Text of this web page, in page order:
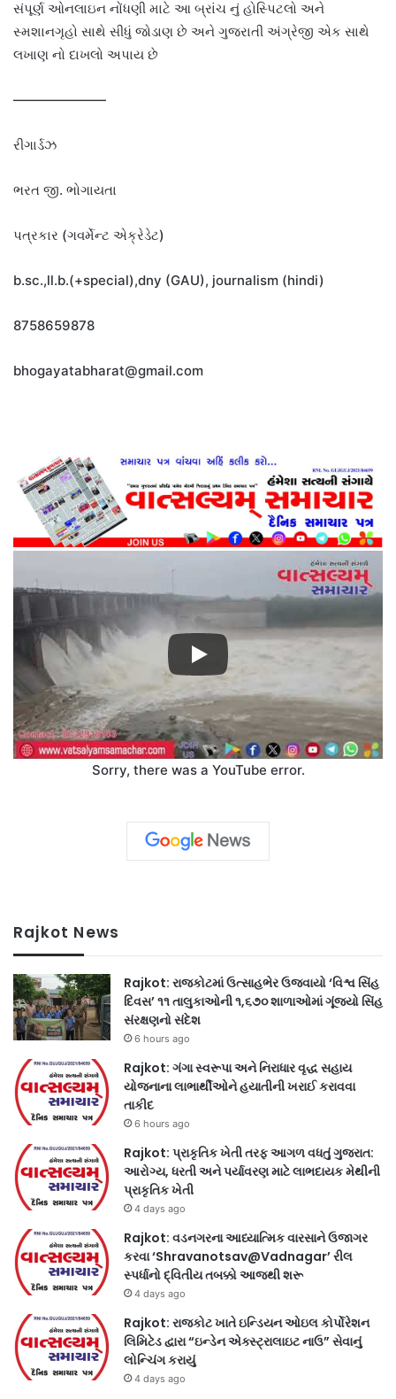
સંપૂર્ણ ઓનલાઇન નોંધણી માટે આ બ્રાંચ નું હોસ્પિટલો અને
સ્મશાનગૃહો સાથે સીધું જોડાણ છે અને ગુજરાતી અંગ્રેજી એક સાથે
લખાણ નો દાખલો અપાય છે
———————
રીગાર્ડઝ
ભરત જી. ભોગાયતા
પત્રકાર (ગવર્મેન્ટ એક્રેડેટ)
b.sc.,ll.b.(+special),dny (GAU), journalism (hindi)
8758659878
bhogayatabharat@gmail.com
Sorry, there was a YouTube error.
Rajkot News
Rajkot: રાજકોટમાં ઉત્સાહભેર ઉજવાયો ‘વિશ્વ સિંહ
દિવસ’ ૧૧ તાલુકાઓની ૧,૬૭૦ શાળાઓમાં ગૂંજ્યો સિંહ
સંરક્ષણનો સંદેશ
6 hours ago
Rajkot: ગંગા સ્વરૂપા અને નિરાધાર વૃદ્ધ સહાય
યોજનાના લાભાર્થીઓને હયાતીની ખરાઈ કરાવવા
તાકીદ
6 hours ago
Rajkot: પ્રાકૃતિક ખેતી તરફ આગળ વધતું ગુજરાત:
આરોગ્ય, ધરતી અને પર્યાવરણ માટે લાભદાયક મેથીની
પ્રાકૃતિક ખેતી
4 days ago
Rajkot: વડનગરના આધ્યાત્મિક વારસાને ઉજાગર
કરવા ‘Shravanotsav@Vadnagar’ રીલ
સ્પર્ધાનો દ્વિતીય તબક્કો આજથી શરૂ
4 days ago
Rajkot: રાજકોટ ખાતે ઇન્ડિયન ઓઇલ કોર્પોરેશન
લિમિટેડ દ્વારા “ઇન્ડેન એક્સ્ટ્રાલાઇટ નાઉ” સેવાનું
લોન્ચિંગ કરાયું
4 days ago